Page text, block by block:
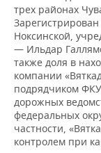
трех районах
Ноксинской,
— Ильдар
также доля в
компании
подрядчиком ФКУ
дорожных
федеральных
частности,
контролем при